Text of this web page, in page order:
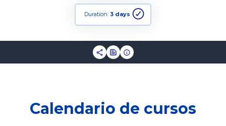
Duration: 3 days
Calendario de cursos